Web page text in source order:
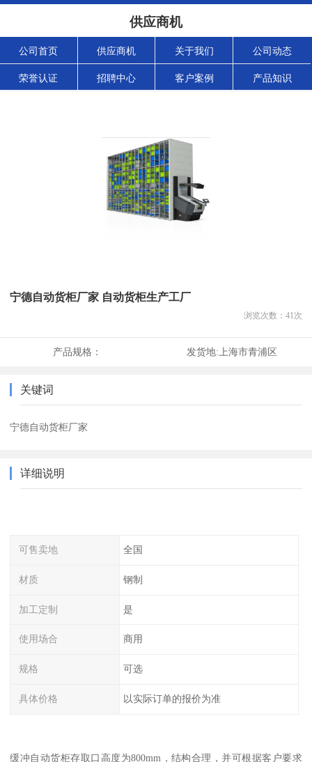
供应商机
公司首页 供应商机 关于我们 公司动态
荣誉认证 招聘中心 客户案例 产品知识
宁德自动货柜厂家 自动货柜生产工厂
浏览次数： 41次
产品规格： 发货地: 上海市青浦区
关键词
宁德自动货柜厂家
详细说明
可售卖地 全国
材质 钢制
加工定制 是
使用场合 商用
规格 可选
具体价格 以实际订单的报价为准
缓冲自动货柜存取口高度为800mm，结构合理，并可根据客户要求